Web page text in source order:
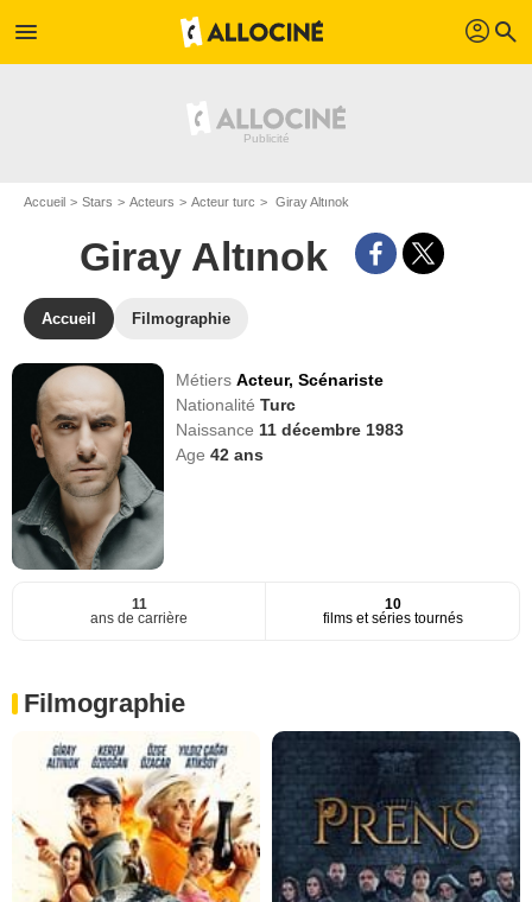
menu profil search
Accueil Stars Acteurs Acteur turc Giray Altınok
Giray Altınok
Accueil Filmographie
MétiersActeur,Scénariste
NationalitéTurc
Naissance 11 décembre 1983
Age42 ans
11
ans de carrière
10
films et séries tournés
Filmographie